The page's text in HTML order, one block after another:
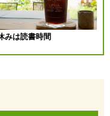
みは読書時間